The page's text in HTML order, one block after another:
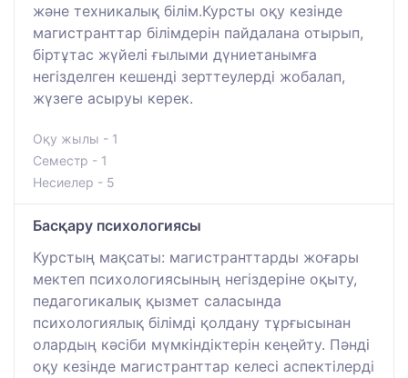
және техникалық білім.Курсты оқу кезінде
магистранттар білімдерін пайдалана отырып,
біртұтас жүйелі ғылыми дүниетанымға
негізделген кешенді зерттеулерді жобалап,
жүзеге асыруы керек.
Оқу жылы - 1
Семестр - 1
Несиелер - 5
Басқару психологиясы
Курстың мақсаты: магистранттарды жоғары
мектеп психологиясының негіздеріне оқыту,
педагогикалық қызмет саласында
психологиялық білімді қолдану тұрғысынан
олардың кәсіби мүмкіндіктерін кеңейту. Пәнді
оқу кезінде магистранттар келесі аспектілерді